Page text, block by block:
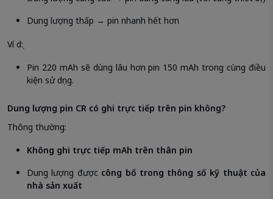
Dung lượng thấp → pin nhanh hết hơn
Ví dụ:
Pin 220 mAh sẽ dùng lâu hơn pin 150 mAh trong cùng điều
kiện sử dụng.
Dung lượng pin CR có ghi trực tiếp trên pin không?
Thông thường:
Không ghi trực tiếp mAh trên thân pin
Dung lượng được công bố trong thông số kỹ thuật của
nhà sản xuất